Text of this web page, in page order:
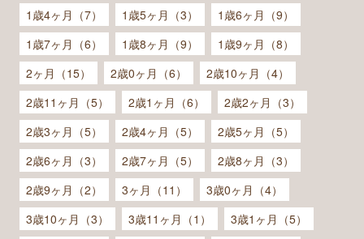
1歳4ヶ月（7）
1歳5ヶ月（3）
1歳6ヶ月（9）
1歳7ヶ月（6）
1歳8ヶ月（9）
1歳9ヶ月（8）
2ヶ月（15）
2歳0ヶ月（6）
2歳10ヶ月（4）
2歳11ヶ月（5）
2歳1ヶ月（6）
2歳2ヶ月（3）
2歳3ヶ月（5）
2歳4ヶ月（5）
2歳5ヶ月（5）
2歳6ヶ月（3）
2歳7ヶ月（5）
2歳8ヶ月（3）
2歳9ヶ月（2）
3ヶ月（11）
3歳0ヶ月（4）
3歳10ヶ月（3）
3歳11ヶ月（1）
3歳1ヶ月（5）